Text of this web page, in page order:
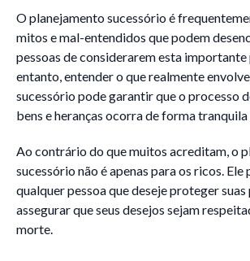
O planejamento sucessório é
mitos e mal-entendidos que podem
pessoas de considerarem esta
entanto, entender o que realmente
sucessório pode garantir que o processo
bens e heranças ocorra de forma
Ao contrário do que muitos acreditam, o
sucessório não é apenas para os ricos.
qualquer pessoa que deseje proteger suas
assegurar que seus desejos sejam
morte.